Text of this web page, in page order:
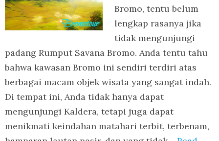
Bromo, tentu belum
lengkap rasanya jika
tidak mengunjungi
padang Rumput Savana Bromo. Anda tentu tahu
bahwa kawasan Bromo ini sendiri terdiri atas
berbagai macam objek wisata yang sangat indah.
Di tempat ini, Anda tidak hanya dapat
mengunjungi Kaldera, tetapi juga dapat
menikmati keindahan matahari terbit, terbenam,